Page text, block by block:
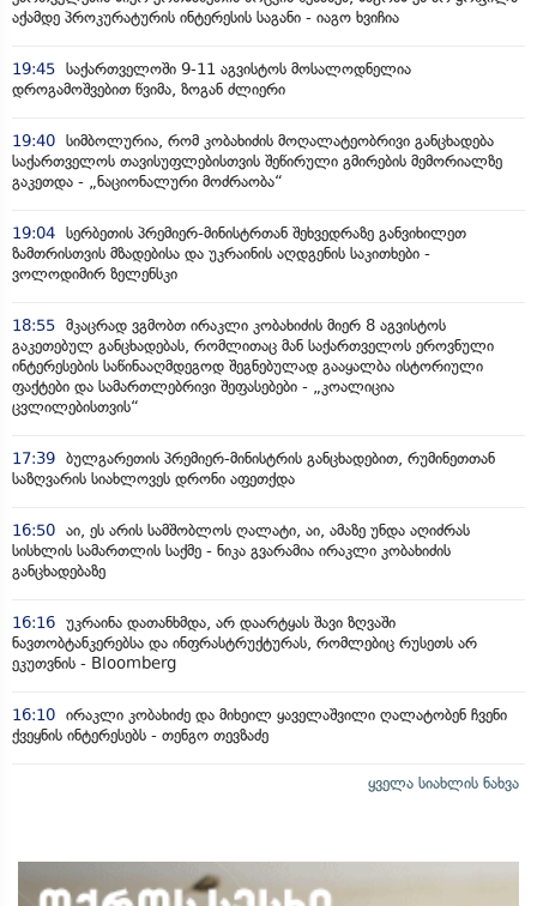
აქამდე პროკურატურის ინტერესის საგანი - იაგო ხვიჩია
19:45 საქართველოში 9-11 აგვისტოს მოსალოდნელია
დროგამოშვებით წვიმა, ზოგან ძლიერი
19:40 სიმბოლურია, რომ კობახიძის მოღალატეობრივი განცხადება
საქართველოს თავისუფლებისთვის შეწირული გმირების მემორიალზე
გაკეთდა - „ნაციონალური მოძრაობა“
19:04 სერბეთის პრემიერ-მინისტრთან შეხვედრაზე განვიხილეთ
ზამთრისთვის მზადებისა და უკრაინის აღდგენის საკითხები -
ვოლოდიმირ ზელენსკი
18:55 მკაცრად ვგმობთ ირაკლი კობახიძის მიერ 8 აგვისტოს
გაკეთებულ განცხადებას, რომლითაც მან საქართველოს ეროვნული
ინტერესების საწინააღმდეგოდ შეგნებულად გააყალბა ისტორიული
ფაქტები და სამართლებრივი შეფასებები - „კოალიცია
ცვლილებისთვის“
17:39 ბულგარეთის პრემიერ-მინისტრის განცხადებით, რუმინეთთან
საზღვარის სიახლოვეს დრონი აფეთქდა
16:50 აი, ეს არის სამშობლოს ღალატი, აი, ამაზე უნდა აღიძრას
სისხლის სამართლის საქმე - ნიკა გვარამია ირაკლი კობახიძის
განცხადებაზე
16:16 უკრაინა დათანხმდა, არ დაარტყას შავი ზღვაში
ნავთობტანკერებსა და ინფრასტრუქტურას, რომლებიც რუსეთს არ
ეკუთვნის - Bloomberg
16:10 ირაკლი კობახიძე და მიხეილ ყაველაშვილი ღალატობენ ჩვენი
ქვეყნის ინტერესებს - თენგო თევზაძე
ყველა სიახლის ნახვა